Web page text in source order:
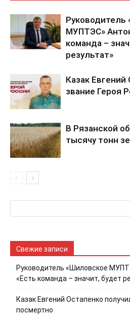
Руководитель
МУПТЭС»
команда –
результат»
Казак
звание Героя
В Рязанской
тысячу тонн
Свежие записи
Руководитель «Шиловское
«Есть команда – значит, будет
Казак Евгений Остапенко
посмертно